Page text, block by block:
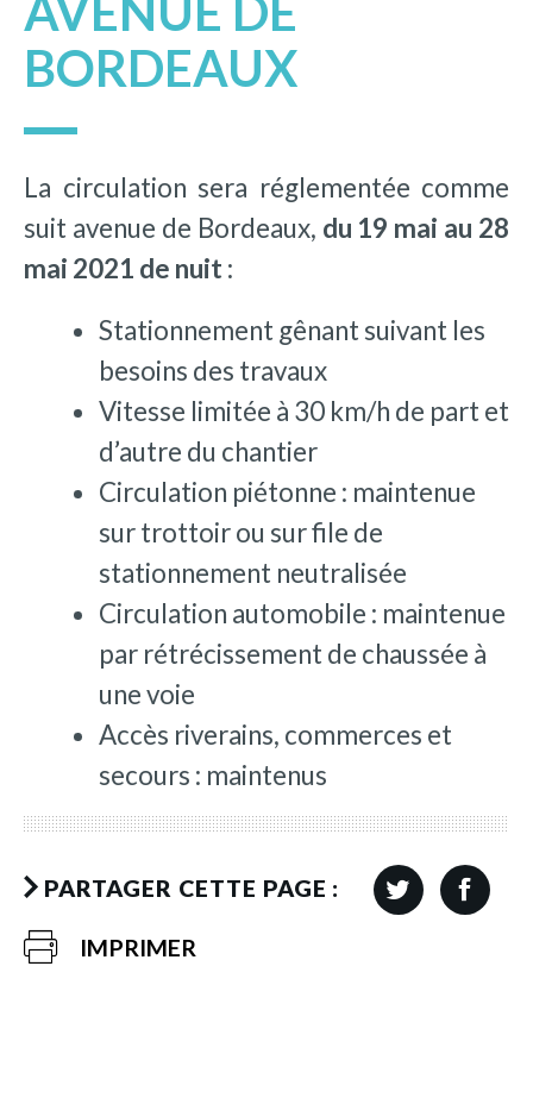
AVENUE DE
BORDEAUX
La circulation sera réglementée comme
suit avenue de Bordeaux, du 19 mai au 28
mai 2021 de nuit :
Stationnement gênant suivant les
besoins des travaux
Vitesse limitée à 30 km/h de part et
d’autre du chantier
Circulation piétonne : maintenue
sur trottoir ou sur file de
stationnement neutralisée
Circulation automobile : maintenue
par rétrécissement de chaussée à
une voie
Accès riverains, commerces et
secours : maintenus
PARTAGER CETTE PAGE :
IMPRIMER